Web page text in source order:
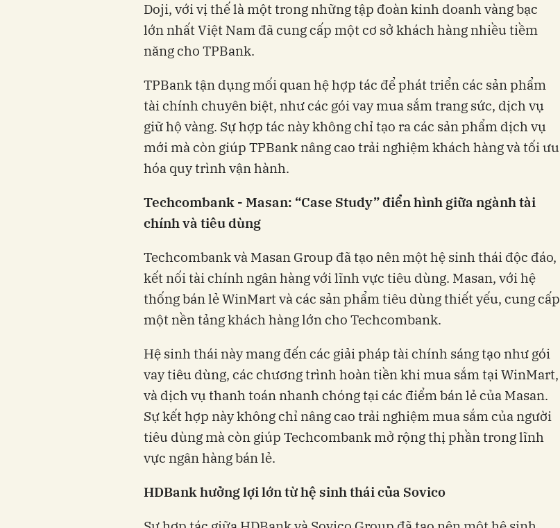
Doji, với vị thế là một trong những tập đoàn kinh doanh vàng bạc
lớn nhất Việt Nam đã cung cấp một cơ sở khách hàng nhiều tiềm
năng cho TPBank.
TPBank tận dụng mối quan hệ hợp tác để phát triển các sản phẩm
tài chính chuyên biệt, như các gói vay mua sắm trang sức, dịch vụ
giữ hộ vàng. Sự hợp tác này không chỉ tạo ra các sản phẩm dịch vụ
mới mà còn giúp TPBank nâng cao trải nghiệm khách hàng và tối ưu
hóa quy trình vận hành.
Techcombank - Masan: “Case Study” điển hình giữa ngành tài
chính và tiêu dùng
Techcombank và Masan Group đã tạo nên một hệ sinh thái độc đáo,
kết nối tài chính ngân hàng với lĩnh vực tiêu dùng. Masan, với hệ
thống bán lẻ WinMart và các sản phẩm tiêu dùng thiết yếu, cung cấp
một nền tảng khách hàng lớn cho Techcombank.
Hệ sinh thái này mang đến các giải pháp tài chính sáng tạo như gói
vay tiêu dùng, các chương trình hoàn tiền khi mua sắm tại WinMart,
và dịch vụ thanh toán nhanh chóng tại các điểm bán lẻ của Masan.
Sự kết hợp này không chỉ nâng cao trải nghiệm mua sắm của người
tiêu dùng mà còn giúp Techcombank mở rộng thị phần trong lĩnh
vực ngân hàng bán lẻ.
HDBank hưởng lợi lớn từ hệ sinh thái của Sovico